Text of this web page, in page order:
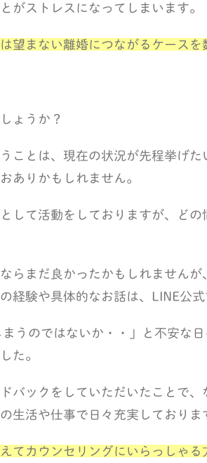
がストレスになってしまいます。
まない離婚につながるケースを
ょうか？
ことは、現在の状況が先程挙げ
ありかもしれません。
して活動をしておりますが、ど
らまだ良かったかもしれません
経験や具体的なお話は、LINE公
うのではないか・・」と不安な
た。
バックをしていただいたことで
生活や仕事で日々充実しておりま
てカウンセリングにいらっしゃ